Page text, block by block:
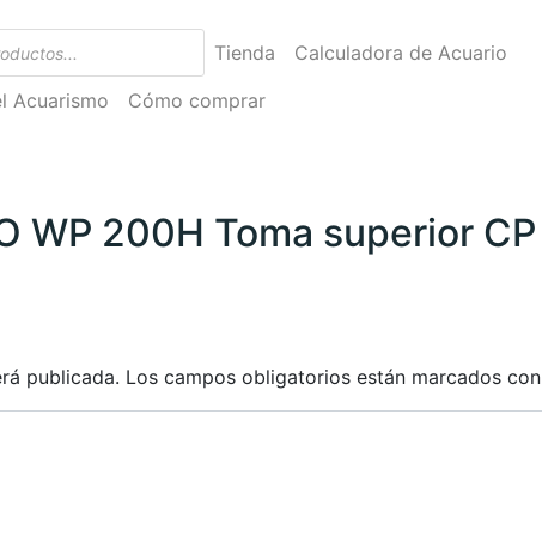
Tienda
Calculadora de Acuario
Acuarismo
Cómo comprar
WP 200H Toma superior CP
publicada. Los campos obligatorios están marcados con